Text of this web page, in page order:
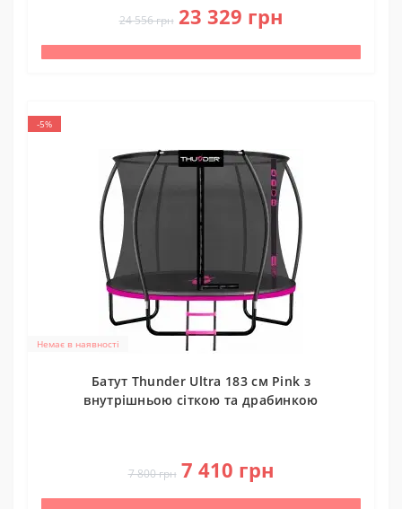
24 556 грн 23 329 грн
-5%
Немає в наявності
Батут Thunder Ultra 183 см Pink з
внутрішньою сіткою та драбинкою
7 800 грн 7 410 грн